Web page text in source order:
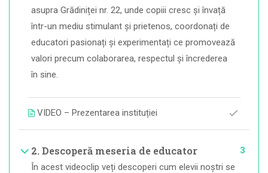
asupra Grădiniței nr. 22, unde copiii cresc și învață
într-un mediu stimulant și prietenos, coordonați de
educatori pasionați și experimentați ce promovează
valori precum colaborarea, respectul și încrederea
în sine.
VIDEO – Prezentarea instituției
2. Descoperă meseria de educator
În acest videoclip veți descoperi cum elevii noștri se
3